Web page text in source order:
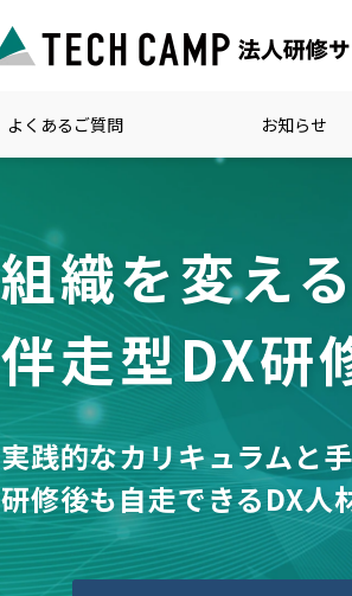
よくあるご質問 お知らせ
組織を変え
伴走型DX研
実践的なカリキュラムと
研修後も自走できるDX人